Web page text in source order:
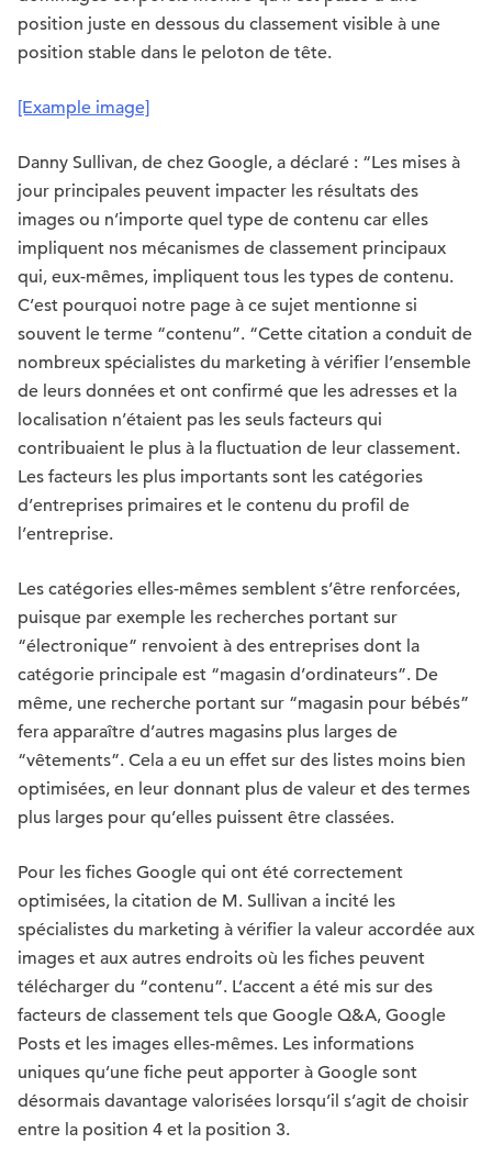
position juste en dessous du classement visible à une
position stable dans le peloton de tête.
[Example image]
Danny Sullivan, de chez Google, a déclaré : “Les mises à
jour principales peuvent impacter les résultats des
images ou n’importe quel type de contenu car elles
impliquent nos mécanismes de classement principaux
qui, eux-mêmes, impliquent tous les types de contenu.
C’est pourquoi notre page à ce sujet mentionne si
souvent le terme “contenu”. “Cette citation a conduit de
nombreux spécialistes du marketing à vérifier l’ensemble
de leurs données et ont confirmé que les adresses et la
localisation n’étaient pas les seuls facteurs qui
contribuaient le plus à la fluctuation de leur classement.
Les facteurs les plus importants sont les catégories
d’entreprises primaires et le contenu du profil de
l’entreprise.
Les catégories elles-mêmes semblent s’être renforcées,
puisque par exemple les recherches portant sur
“électronique” renvoient à des entreprises dont la
catégorie principale est “magasin d’ordinateurs”. De
même, une recherche portant sur “magasin pour bébés”
fera apparaître d’autres magasins plus larges de
“vêtements”. Cela a eu un effet sur des listes moins bien
optimisées, en leur donnant plus de valeur et des termes
plus larges pour qu’elles puissent être classées.
Pour les fiches Google qui ont été correctement
optimisées, la citation de M. Sullivan a incité les
spécialistes du marketing à vérifier la valeur accordée aux
images et aux autres endroits où les fiches peuvent
télécharger du “contenu”. L’accent a été mis sur des
facteurs de classement tels que Google Q&A, Google
Posts et les images elles-mêmes. Les informations
uniques qu’une fiche peut apporter à Google sont
désormais davantage valorisées lorsqu’il s’agit de choisir
entre la position 4 et la position 3.